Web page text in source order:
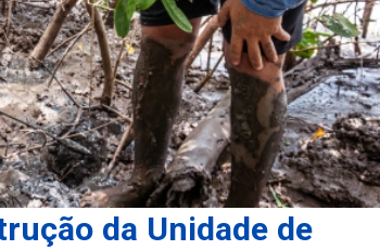
da Unidade de